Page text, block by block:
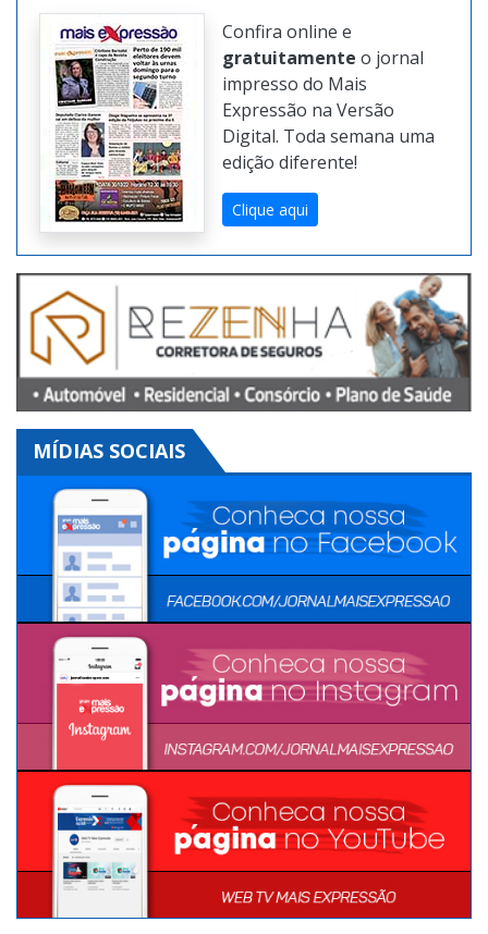
Confira online e
gratuitamenteo jornal
impresso do Mais
Expressão na Versão
Digital. Toda semana uma
Clique aqui
MÍDIAS SOCIAIS